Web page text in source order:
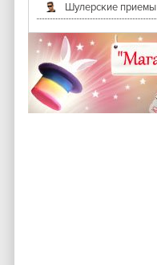
Шулерские приемы